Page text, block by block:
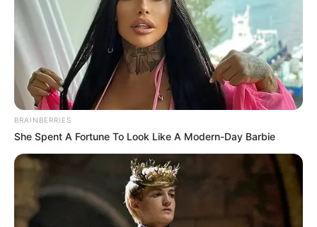
BRAINBERRIES
She Spent A Fortune To Look Like A Modern-Day Barbie